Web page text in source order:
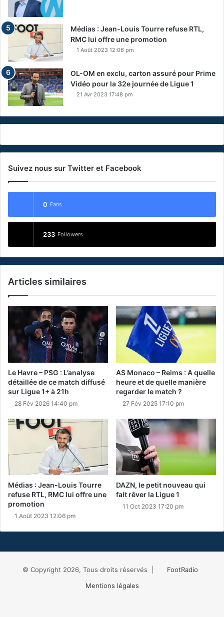
Médias : Jean-Louis Tourre refuse RTL,
RMC lui offre une promotion
1 Août 2023 12:06 pm
OL-OM en exclu, carton assuré pour Prime
Vidéo pour la 32e journée de Ligue 1
21 Avr 2023 17:48 pm
Suivez nous sur Twitter et Facebook
0 Fans
233 Followers
Articles similaires
Le Havre – PSG : L’analyse
détaillée de ce match diffusé
sur Ligue 1+ à 21h
28 Fév 2026 14:40 pm
AS Monaco – Reims : A quelle
heure et de quelle manière
regarder le match ?
27 Fév 2025 17:10 pm
Médias : Jean-Louis Tourre
refuse RTL, RMC lui offre une
promotion
1 Août 2023 12:06 pm
DAZN, le petit nouveau qui
fait rêver la Ligue 1
11 Oct 2023 17:20 pm
© Copyright 2026, Tous droits réservés |
FootRadio
Mentions légales